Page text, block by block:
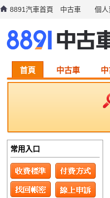
8891汽車首頁 中古車 個人
首頁 中古車
常用入口